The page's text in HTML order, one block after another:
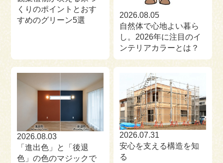
くりのポイントとおす
すめのグリーン5選
2026.08.05
自然体で心地よい暮ら
し。2026年に注目のイ
ンテリアカラーとは？
2026.08.03
「進出色」と「後退
色」の色のマジックで
2026.07.31
安心を支える構造を知
る